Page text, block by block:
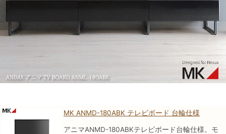
MK ANMD-180ABK テレビボード 台輪仕様
アニマANMD-180ABKテレビボード台輪仕様。モ